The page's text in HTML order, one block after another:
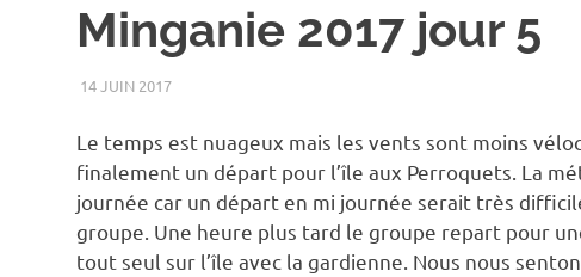
Minganie 2017 jour 5
14 JUIN 2017RENATO
2017
Le temps est nuageux mais les vents sont moins
finalement un départ pour l’île aux Perroquets. La
journée car un départ en mi journée serait très
groupe. Une heure plus tard le groupe repart pour
tout seul sur l’île avec la gardienne. Nous nous